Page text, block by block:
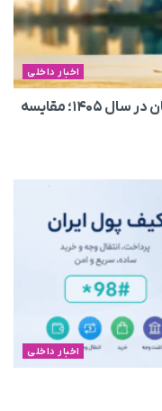
اخبار داخلی
بهترین سرمایه‌گذاری با ۵۰۰ میلیون تومان در سال ۱۴۰۵؛ مقایسه
اخبار داخلی